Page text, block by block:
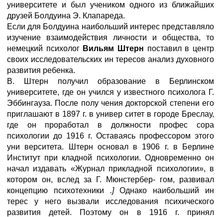
университете и был учеником одного из ближайших
друзей Болдуина Э. Клапареда.
Если для Болдуина наибольший интерес представляло
изучение взаимодействия личности и общества, то
немецкий психолог Вильям Штерн поставил в центр
своих исследовательских ин тересов анализ духовного
развития ребенка.
В. Штерн получил образование в Берлинском
университете, где он учился у известного психолога Г.
Эббингауза. После полу чения докторской степени его
приглашают в 1897 г. в универ ситет в городе Бреслау,
где он проработал в должности профес сора
психологии до 1916 г. Оставаясь профессором этого
уни верситета. Штерн основал в 1906 г. в Берлине
Институт при кладной психологии. Одновременно он
начал издавать «Журнал прикладной психологии», в
котором он, вслед за Г. Мюнстербер- гом, развивал
концепцию психотехники .]Однако наибольший ин
терес у него вызвали исследования психического
развития детей. Поэтому он в 1916 г. принял